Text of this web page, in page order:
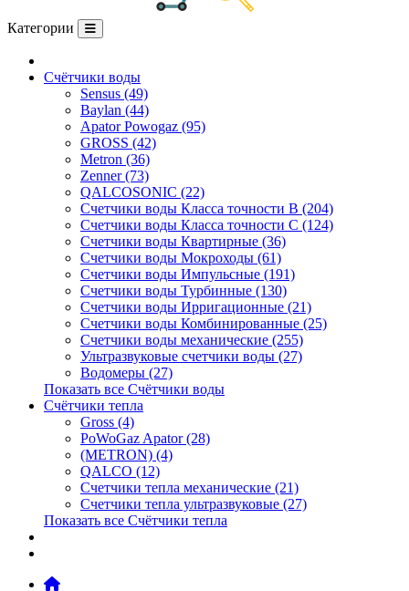
Категории
Счётчики воды
Sensus (49)
Baylan (44)
Apator Powogaz (95)
GROSS (42)
Metron (36)
Zenner (73)
QALCOSONIC (22)
Счетчики воды Класса точности В (204)
Счетчики воды Класса точности С (124)
Счетчики воды Квартирные (36)
Счетчики воды Мокроходы (61)
Счетчики воды Импульсные (191)
Счетчики воды Турбинные (130)
Счетчики воды Ирригационные (21)
Счетчики воды Комбинированные (25)
Счетчики воды механические (255)
Ультразвуковые счетчики воды (27)
Водомеры (27)
Показать все Счётчики воды
Счётчики тепла
Gross (4)
PoWoGaz Apator (28)
(METRON) (4)
QALCO (12)
Счетчики тепла механические (21)
Счетчики тепла ультразвуковые (27)
Показать все Счётчики тепла